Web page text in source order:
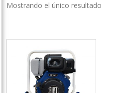
Mostrando el único resultado